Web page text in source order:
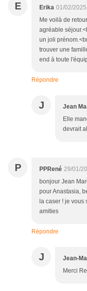
E Erika 01/02/
Me voilà de
agréable
un joli
trouver une
end à toute
Répondre
J Jean
Elle
devrait
P PPRené 29/01/
bonjour Jean
pour Anastasia,
la caser ! je
amities
Répondre
J Jean-
Merci